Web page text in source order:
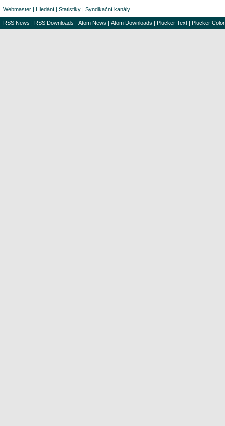
Webmaster | Hledání | Statistiky | Syndikační kanály
RSS News | RSS Downloads | Atom News | Atom Downloads | Plucker Text | Plucker Color